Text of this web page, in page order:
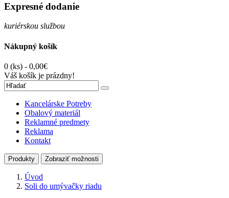
Expresné dodanie
kuriérskou službou
Nákupný košík
0 (ks) - 0,00€
Váš košík je prázdny!
Kancelárske Potreby
Obalový materiál
Reklamné predmety
Reklama
Kontakt
Produkty Zobraziť možnosti
Úvod
Soli do umývačky riadu